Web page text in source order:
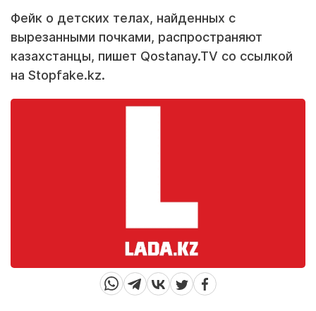
Фейк о детских телах, найденных с
вырезанными почками, распространяют
казахстанцы, пишет Qostanay.TV со ссылкой
на Stopfake.kz.